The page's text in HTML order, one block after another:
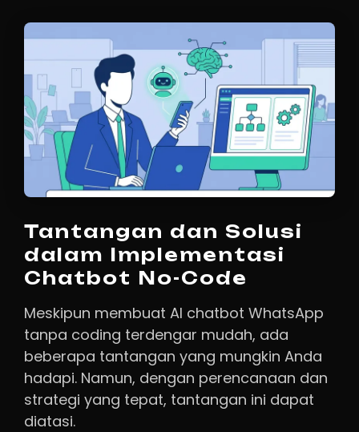
Tantangan dan Solusi
dalam Implementasi
Chatbot No-Code
Meskipun membuat AI chatbot WhatsApp
tanpa coding terdengar mudah, ada
beberapa tantangan yang mungkin Anda
hadapi. Namun, dengan perencanaan dan
strategi yang tepat, tantangan ini dapat
diatasi.